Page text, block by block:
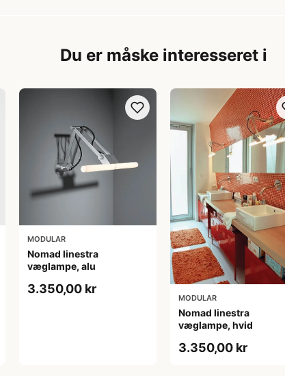
Du er måske interesseret i
MODULAR
Nomad linestra
væglampe, alu
3.350,00 kr
MODULAR
Nomad linestra
væglampe, hvid
3.350,00 kr